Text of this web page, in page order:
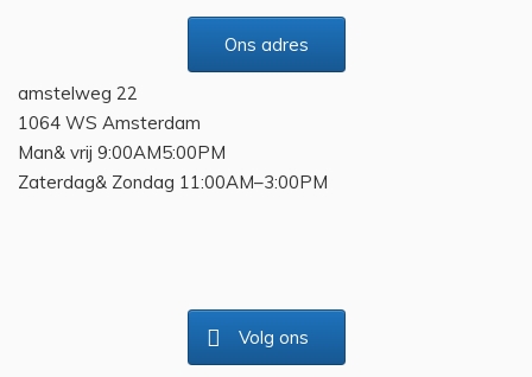
Ons adres
amstelweg 22
1064 WS Amsterdam
Man& vrij 9:00AM5:00PM
Zaterdag& Zondag 11:00AM–3:00PM
Volg ons